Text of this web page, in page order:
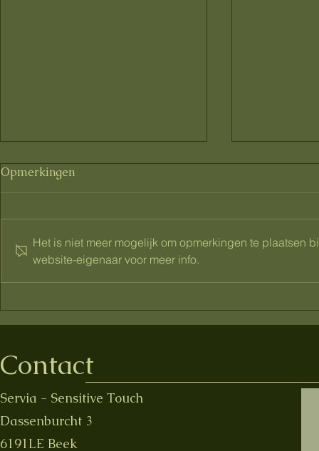
Gezwollen voeten tijdens
tegen dikke voeten en vocht
Opmerkingen
Het is niet meer mogelijk om opmerkingen te plaatsen
website-eigenaar voor meer info.
Contact
Servia - Sensitive Touch
Dassenburcht 3
6191LE Beek